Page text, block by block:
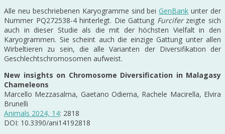
Alle neu beschriebenen Karyogramme sind bei GenBank unter der
Nummer PQ272538-4 hinterlegt. Die Gattung Furciferzeigte sich
auch in dieser Studie als die mit der höchsten Vielfalt in den
Karyogrammen. Sie scheint auch die einzige Gattung unter allen
Wirbeltieren zu sein, die alle Varianten der Diversifikation der
Geschlechtschromosomen aufweist.
New insights on Chromosome Diversification in Malagasy
Chameleons
Marcello Mezzasalma, Gaetano Odierna, Rachele Macirella, Elvira
Brunelli
Animals 2024, 14: 2818
DOI: 10.3390/ani14192818